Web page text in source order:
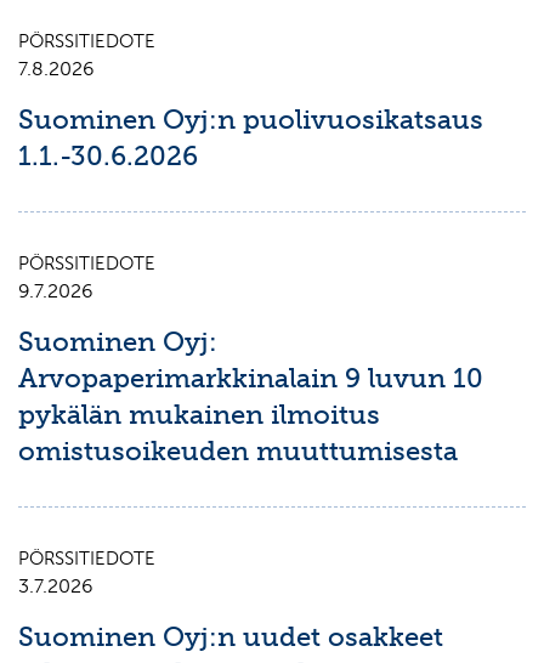
PÖRSSITIEDOTE
7.8.2026
Suominen Oyj:n puolivuosikatsaus
1.1.-30.6.2026
PÖRSSITIEDOTE
9.7.2026
Suominen Oyj:
Arvopaperimarkkinalain 9 luvun 10
pykälän mukainen ilmoitus
omistusoikeuden muuttumisesta
PÖRSSITIEDOTE
3.7.2026
Suominen Oyj:n uudet osakkeet